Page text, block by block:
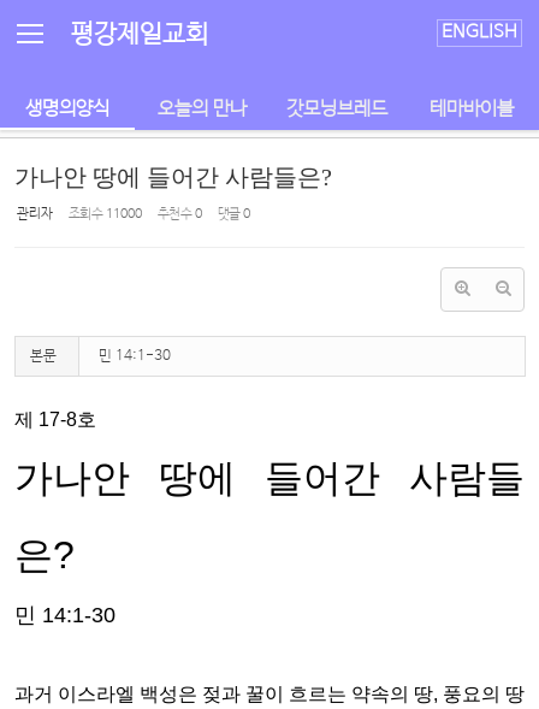
평강제일교회 ENGLISH
생명의양식 오늘의 만나 갓모닝브레드 테마바이블
가나안 땅에 들어간 사람들은?
관리자 조회 수 11000 추천 수0 댓글0
본문 민 14:1-30
제 17-8호
가나안 땅에 들어간 사람들
은?
민 14:1-30
과거 이스라엘 백성은 젖과 꿀이 흐르는 약속의 땅, 풍요의 땅